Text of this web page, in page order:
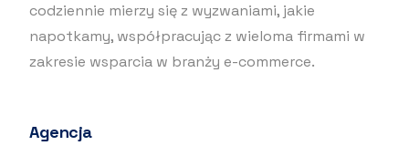
codziennie mierzy się z wyzwaniami, jakie
napotkamy, współpracując z wieloma firmami w
zakresie wsparcia w branży e-commerce.
Agencja